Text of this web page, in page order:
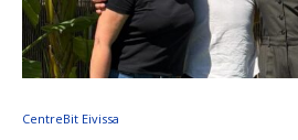
CentreBit Eivissa